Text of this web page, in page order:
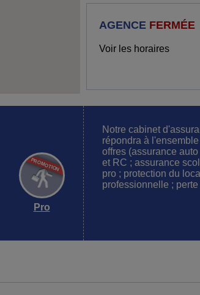
AGENCE FERMÉE
Voir les horaires
Pro
Notre cabinet
répondra à
offres (assurance
et RC ; assurance
pro ; protection du
professionnelle ;